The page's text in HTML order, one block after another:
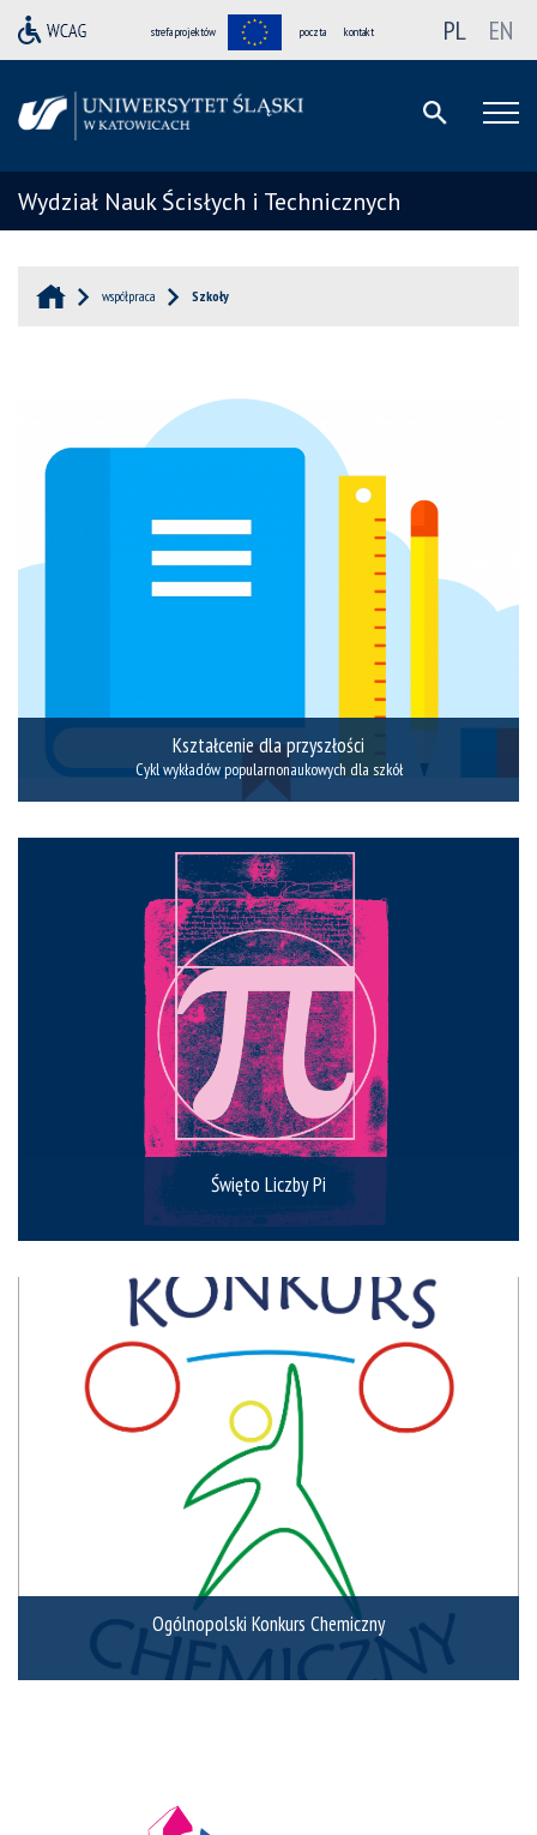
strefa projektów poczta kontakt PL EN
Wydział Nauk Ścisłych i Technicznych
współpraca Szkoły
Kształcenie dla przyszłości
Cykl wykładów popularnonaukowych dla szkół
Święto Liczby Pi
Ogólnopolski Konkurs Chemiczny